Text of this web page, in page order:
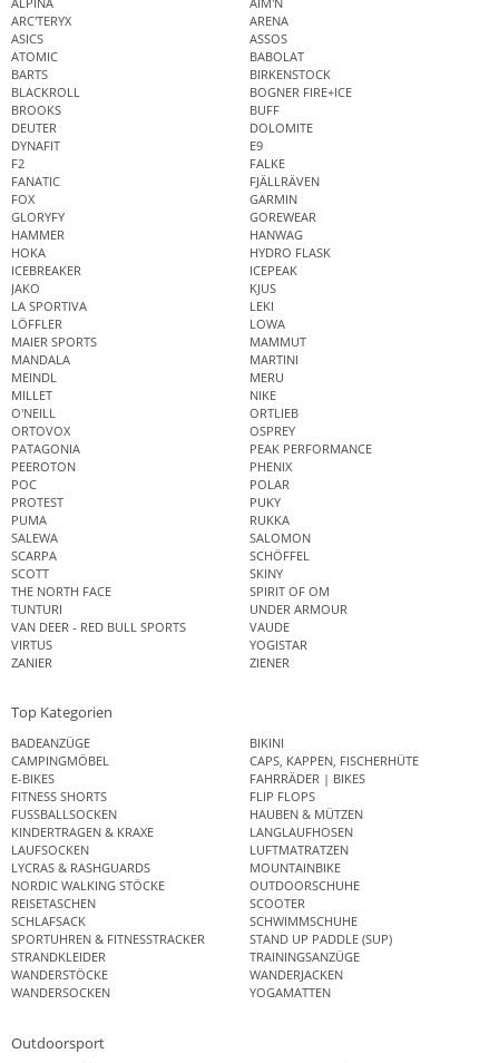
ARC'TERYX
ARENA
ASICS
ASSOS
ATOMIC
BABOLAT
BARTS
BIRKENSTOCK
BLACKROLL
BOGNER FIRE+ICE
BROOKS
BUFF
DEUTER
DOLOMITE
DYNAFIT
E9
F2
FALKE
FANATIC
FJÄLLRÄVEN
FOX
GARMIN
GLORYFY
GOREWEAR
HAMMER
HANWAG
HOKA
HYDRO FLASK
ICEBREAKER
ICEPEAK
JAKO
KJUS
LA SPORTIVA
LEKI
LÖFFLER
LOWA
MAIER SPORTS
MAMMUT
MANDALA
MARTINI
MEINDL
MERU
MILLET
NIKE
O'NEILL
ORTLIEB
ORTOVOX
OSPREY
PATAGONIA
PEAK PERFORMANCE
PEEROTON
PHENIX
POC
POLAR
PROTEST
PUKY
PUMA
RUKKA
SALEWA
SALOMON
SCARPA
SCHÖFFEL
SCOTT
SKINY
THE NORTH FACE
SPIRIT OF OM
TUNTURI
UNDER ARMOUR
VAN DEER - RED BULL SPORTS
VAUDE
VIRTUS
YOGISTAR
ZANIER
ZIENER
Top Kategorien
BADEANZÜGE
BIKINI
CAMPINGMÖBEL
CAPS, KAPPEN, FISCHERHÜTE
E-BIKES
FAHRRÄDER | BIKES
FITNESS SHORTS
FLIP FLOPS
FUSSBALLSOCKEN
HAUBEN & MÜTZEN
KINDERTRAGEN & KRAXE
LANGLAUFHOSEN
LAUFSOCKEN
LUFTMATRATZEN
LYCRAS & RASHGUARDS
MOUNTAINBIKE
NORDIC WALKING STÖCKE
OUTDOORSCHUHE
REISETASCHEN
SCOOTER
SCHLAFSACK
SCHWIMMSCHUHE
SPORTUHREN & FITNESSTRACKER
STAND UP PADDLE (SUP)
STRANDKLEIDER
TRAININGSANZÜGE
WANDERSTÖCKE
WANDERJACKEN
WANDERSOCKEN
YOGAMATTEN
Outdoorsport